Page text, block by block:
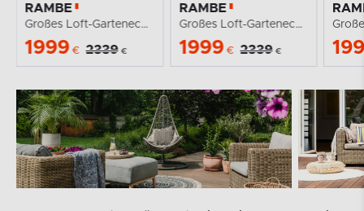
RAMBE
Großes Loft-Gartenecksofa auf Metallfüßen...
1999 € 2339 €
RAMBE
Großes Loft-Gartenecksofa auf Metallfüßen...
1999 € 2339 €